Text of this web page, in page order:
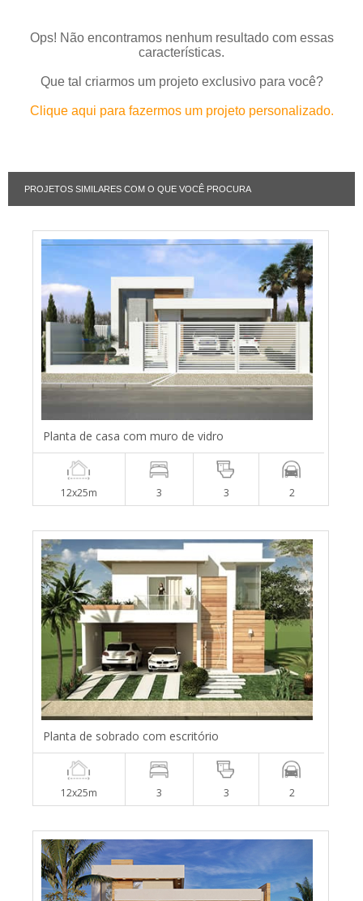
Ops! Não encontramos nenhum resultado com essas
características.
Que tal criarmos um projeto exclusivo para você?
Clique aqui para fazermos um projeto personalizado.
PROJETOS SIMILARES COM O QUE VOCÊ PROCURA
Planta de casa com muro de vidro
12x25m 3 3 2
Planta de sobrado com escritório
12x25m 3 3 2